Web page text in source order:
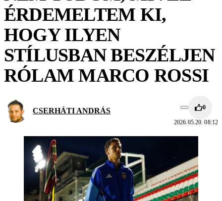
ÉRDEMELTEM KI,
HOGY ILYEN
STÍLUSBAN BESZÉLJEN
RÓLAM MARCO ROSSI
CSERHÁTI ANDRÁS 0
2026.05.20. 08:12